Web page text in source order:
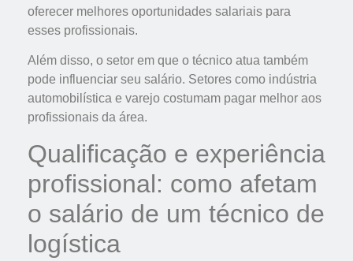
oferecer melhores oportunidades salariais para
esses profissionais.
Além disso, o setor em que o técnico atua também
pode influenciar seu salário. Setores como indústria
automobilística e varejo costumam pagar melhor aos
profissionais da área.
Qualificação e experiência
profissional: como afetam
o salário de um técnico de
logística